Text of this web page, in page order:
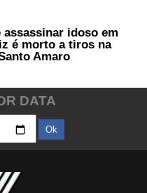
assassinar idoso em
é morto a tiros na
Amaro
DATA
Ok